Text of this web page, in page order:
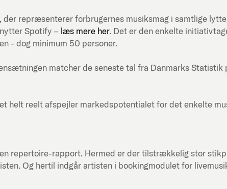
der repræsenterer forbrugernes musiksmag i samtlige
Spotify – læs mere her. Det er den enkelte
- dog minimum 50 personer.
matcher de seneste tal fra Danmarks Statistik
helt reelt afspejler markedspotentialet for det enkelte
repertoire-rapport. Hermed er der tilstrækkelig stor
Og hertil indgår artisten i bookingmodulet for